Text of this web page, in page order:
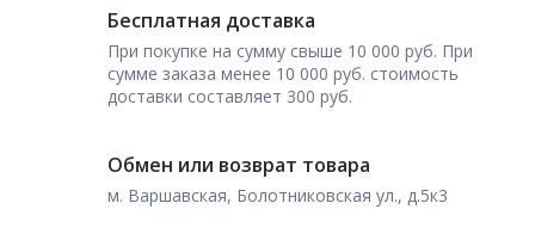
Бесплатная доставка
При покупке на сумму свыше 10 000 руб. При
сумме заказа менее 10 000 руб. стоимость
доставки составляет 300 руб.
Обмен или возврат товара
м. Варшавская, Болотниковская ул., д.5к3